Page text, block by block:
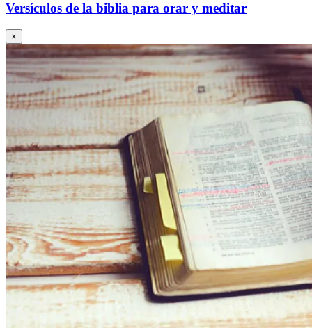
Versículos de la biblia para orar y meditar
×